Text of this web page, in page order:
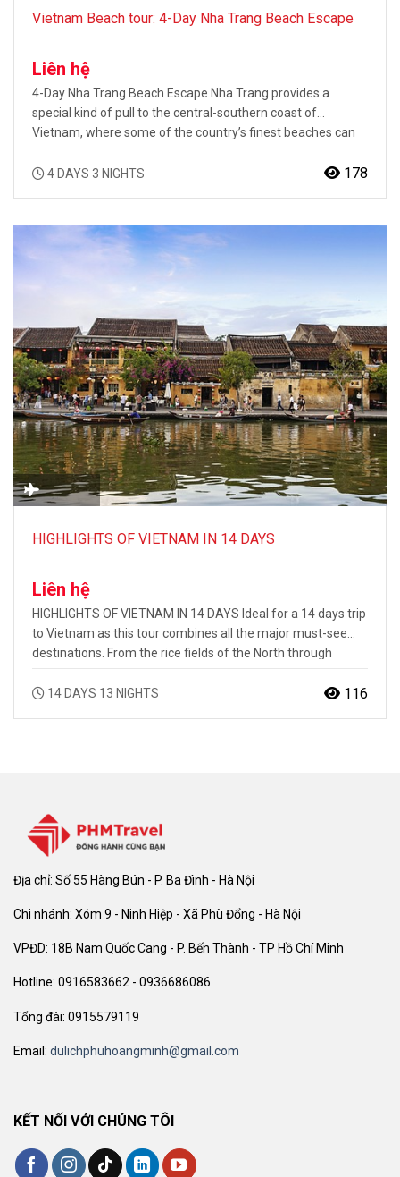
Vietnam Beach tour: 4-Day Nha Trang Beach Escape
Liên hệ
4-Day Nha Trang Beach Escape Nha Trang provides a
special kind of pull to the central-southern coast of
Vietnam, where some of the country’s finest beaches can
visit the marvelous resort town of Nha Trang and find a
4 DAYS 3 NIGHTS 178
HIGHLIGHTS OF VIETNAM IN 14 DAYS
Liên hệ
HIGHLIGHTS OF VIETNAM IN 14 DAYS Ideal for a 14 days trip
to Vietnam as this tour combines all the major must-see
destinations. From the rice fields of the North through
of the Mekong Delta, your first steps will only be the
14 DAYS 13 NIGHTS 116
Địa chỉ: Số 55 Hàng Bún - P. Ba Đình - Hà Nội
Chi nhánh: Xóm 9 - Ninh Hiệp - Xã Phù Đổng - Hà Nội
VPĐD: 18B Nam Quốc Cang - P. Bến Thành - TP Hồ Chí Minh
Hotline: 0916583662 - 0936686086
Tổng đài: 0915579119
Email: dulichphuhoangminh@gmail.com
KẾT NỐI VỚI CHÚNG TÔI